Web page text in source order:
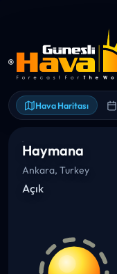
Hava Haritası
Haymana
Ankara, Turkey
Açık